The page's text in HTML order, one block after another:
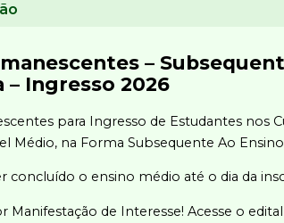
–
– Ingresso 2026
para Ingresso de Estudantes nos
Médio, na Forma Subsequente Ao
concluído o ensino médio até o dia da
Manifestação de Interesse! Acesse o